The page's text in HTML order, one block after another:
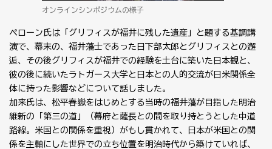
オンラインシンポジウムの様子
ペローン氏は「グリフィスが福井に残した遺産」と題する基調講
演で、幕末の、福井藩士であった日下部太郎とグリフィスとの邂
逅、その後グリフィスが福井での経験を土台に築いた日本観と、
彼の後に続いたラトガース大学と日本との人的交流が日米関係全
体に持った影響などについて話しました。
加来氏は、松平春嶽をはじめとする当時の福井藩が目指した明治
維新の「第三の道」（幕府と薩長との間を取り持とうとした中道
路線。米国との関係を重視）がもし貫かれて、日本が米国との関
係を主軸にした世界での立ち位置を明治時代から築けていれば、